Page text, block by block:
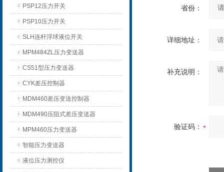
PSP12压力开关
PSP10压力开关
SLH连杆浮球液位开关
MPM484ZL压力变送器
CS51型压力变送器
CYK差压控制器
MDM460差压变送控制器
MDM490压阻式差压变送器
MPM460压力变送器
智能压力变送器
液位压力测控仪
省份：
详细地址：
补充说明：
验证码：